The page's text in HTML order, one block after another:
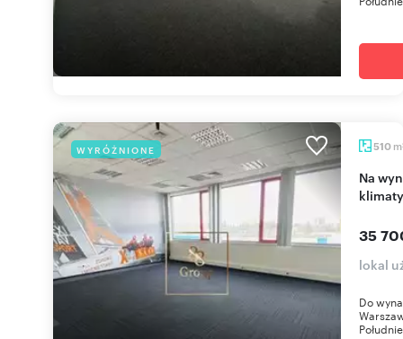
WYRÓŻNIONE 510 m
Na wynajem przestronne biuro 510 m² z
35
lokal
Do